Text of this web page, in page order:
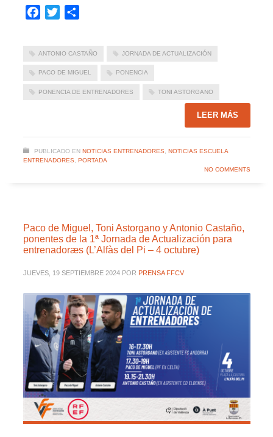
Facebook
Twitter
ANTONIO CASTAÑO JORNADA DE ACTUALIZACIÓN
PACO DE MIGUEL PONENCIA
PONENCIA DE ENTRENADORES TONI ASTORGANO
LEER MÁS
PUBLICADO EN NOTICIAS ENTRENADORES, NOTICIAS ESCUELA
ENTRENADORES, PORTADA
NO COMMENTS
Paco de Miguel, Toni Astorgano y Antonio Castaño,
ponentes de la 1ª Jornada de Actualización para
entrenadoræs (L’Alfàs del Pi – 4 octubre)
JUEVES, 19 SEPTIEMBRE 2024 POR PRENSA FFCV